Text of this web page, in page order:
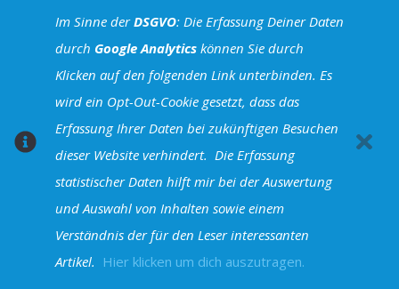
Antworten
5. Februar 2013 um 22:33 Uhr
Das tut mir leid zu hören, dass das Öl nichts für Dich
war – aber die richtige Hautpflege ist sowas
komplexes… man probiert einfach 1000 Dinge aus und
irgendwann trifft man mal was glückliches. Bin
gespannt, wie Du die Paula’s Choice Sachen findest!
Danke Dir für Dein Kommentar! so macht es mir auch
Im Sinne derDSGVO: Die Erfassung Deiner Daten
durch Google Analyticskönnen Sie durch
Klicken auf den folgenden Link unterbinden. Es
wird ein Opt-Out-Cookie gesetzt, dass das
Erfassung Ihrer Daten bei zukünftigen Besuchen
dieser Website verhindert. Die Erfassung
statistischer Daten hilft mir bei der Auswertung
und Auswahl von Inhalten sowie einem
Verständnis der für den Leser interessanten
Artikel. Hier klicken um dich auszutragen.